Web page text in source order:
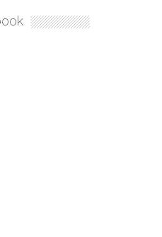
are nevoie de ajutorul nostru!